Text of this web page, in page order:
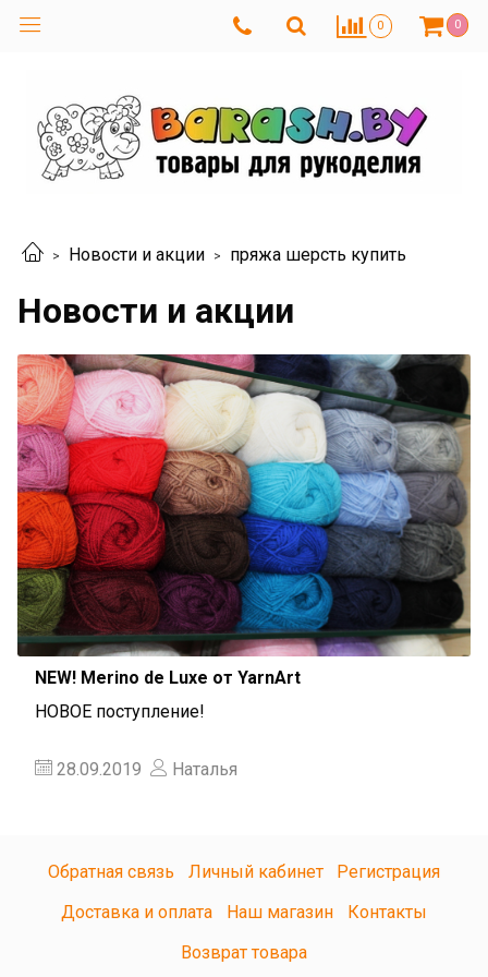
0 0
Новости и акции пряжа шерсть купить
Новости и акции
NEW! Merino de Luxe от YarnArt
НОВОЕ поступление!
28.09.2019 Наталья
Обратная связь Личный кабинет
Регистрация
Доставка и оплата
Наш магазин
Контакты
Возврат товара